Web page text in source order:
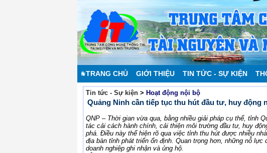
TRANG CHỦ GIỚI THIỆU TIN TỨC - SỰ KIỆN
Tin tức - Sự kiện > Hoạt động nội bộ
Quảng Ninh cần tiếp tục thu hút đầu tư, huy động
QNP – Thời gian vừa qua, bằng nhiều giải pháp cụ thể, tỉnh
tác cải cách hành chính, cải thiện môi trường đầu tư, huy
phá. Điều này thể hiện rõ qua việc tỉnh thu hút được nhiều
địa bàn tỉnh phát triển ổn định. Quan trọng hơn, những nỗ
doanh nghiệp ghi nhận và ủng hộ.